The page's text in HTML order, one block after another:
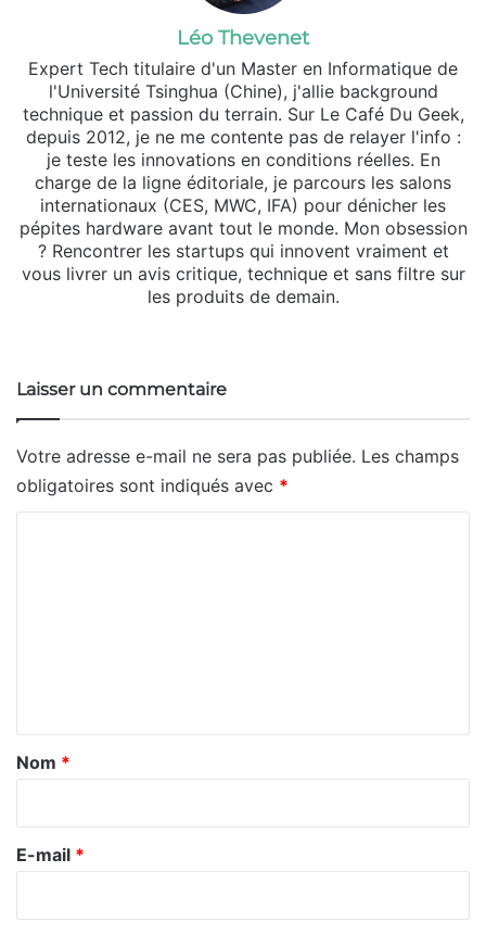
Léo Thevenet
Expert Tech titulaire d'un Master en Informatique de
l'Université Tsinghua (Chine), j'allie background
technique et passion du terrain. Sur Le Café Du Geek,
depuis 2012, je ne me contente pas de relayer l'info :
je teste les innovations en conditions réelles. En
charge de la ligne éditoriale, je parcours les salons
internationaux (CES, MWC, IFA) pour dénicher les
pépites hardware avant tout le monde. Mon obsession
? Rencontrer les startups qui innovent vraiment et
vous livrer un avis critique, technique et sans filtre sur
les produits de demain.
Laisser un commentaire
Votre adresse e-mail ne sera pas publiée. Les champs
obligatoires sont indiqués avec *
a
r
e
Nom *
E-mail *